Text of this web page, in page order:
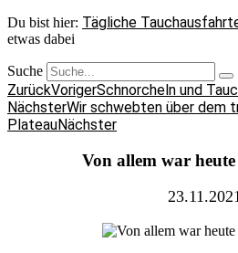
Du bist hier: Tägliche
etwas dabei
Suche
ZurückVorigerSchnorcheln und
NächsterWir schwebten über dem
PlateauNächster
Von allem war heute